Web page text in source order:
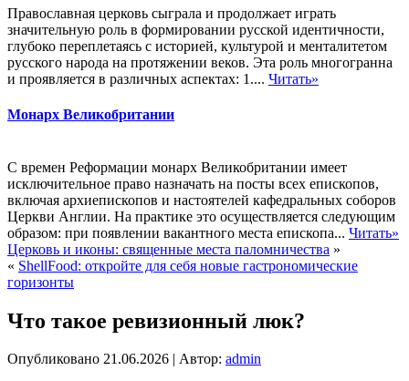
Православная церковь сыграла и продолжает играть
значительную роль в формировании русской идентичности,
глубоко переплетаясь с историей, культурой и менталитетом
русского народа на протяжении веков. Эта роль многогранна
и проявляется в различных аспектах: 1.... Читать»
Монарх Великобритании
С времен Реформации монарх Великобритании имеет
исключительное право назначать на посты всех епископов,
включая архиепископов и настоятелей кафедральных соборов
Церкви Англии. На практике это осуществляется следующим
образом: при появлении вакантного места епископа... Читать»
Церковь и иконы: священные места паломничества »
« ShellFood: откройте для себя новые гастрономические
горизонты
Что такое ревизионный люк?
Опубликовано 21.06.2026 | Автор: admin